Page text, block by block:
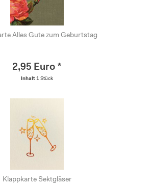
Alles Gute zum Geburtstag
2,95 Euro *
Inhalt 1 Stück
Klappkarte Sektgläser